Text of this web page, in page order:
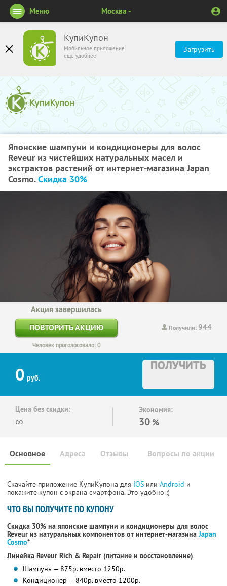
КупиКупон
Мобильное приложение
ещё удобнее
Загрузить
Меню Москва
Японские шампуни и кондиционеры для волос
Reveur из чистейших натуральных масел и
экстрактов растений от интернет-магазина Japan
Cosmo.Скидка 30%
Получили:944
Акция завершилась
ПОВТОРИТЬ АКЦИЮ
Человек проголосовало: 0
0 руб.
ПОЛУЧИТЬ
Цена без скидки:
∞
Экономия:
30 %
Основное Отзывы Вопросы по акции
Адреса
Скачайте приложение КупиКупона для IOS или Android и
покажите купон с экрана смартфона. Это удобно :)
ЧТО ВЫ ПОЛУЧИТЕ ПО КУПОНУ
Скидка 30% на японские шампуни и кондиционеры для волос
Reveur из натуральных компонентов от интернет-магазинаJapan
Cosmo*
Линейка Reveur Rich & Repair (питание и восстановление)
Шампунь — 875р. вместо 1250р.
Кондиционер — 840р. вместо 1200р.